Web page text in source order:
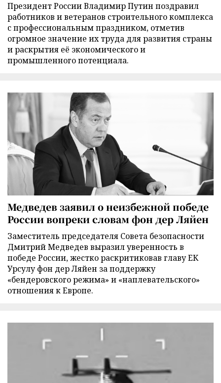
Президент России Владимир Путин поздравил
работников и ветеранов строительного комплекса
с профессиональным праздником, отметив
огромное значение их труда для развития страны
и раскрытия её экономического и
промышленного потенциала.
Медведев заявил о неизбежной победе
России вопреки словам фон дер Ляйен
Заместитель председателя Совета безопасности
Дмитрий Медведев выразил уверенность в
победе России, жестко раскритиковав главу ЕК
Урсулу фон дер Ляйен за поддержку
«бендеровского режима» и «наплевательского»
отношения к Европе.